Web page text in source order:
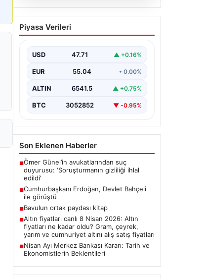
06.08.2026
Cumhurbaşkanı Erdoğan,
Devlet Bahçeli ile görüştü
Piyasa Verileri
USD 47.71 ▲ +0.16%
EUR 55.04 • 0.00%
ALTIN 6541.5 ▲ +0.75%
BTC 3052852 ▼ -0.95%
Son Eklenen Haberler
■Ömer Günel’in avukatlarından suç
duyurusu: ‘Soruşturmanın gizliliği ihlal
edildi’
■Cumhurbaşkanı Erdoğan, Devlet Bahçeli
ile görüştü
■Bavulun ortak paydası kitap
■Altın fiyatları canlı 8 Nisan 2026: Altın
fiyatları ne kadar oldu? Gram, çeyrek,
yarım ve cumhuriyet altını alış satış fiyatları
■Nisan Ayı Merkez Bankası Kararı: Tarih ve
Ekonomistlerin Beklentileri